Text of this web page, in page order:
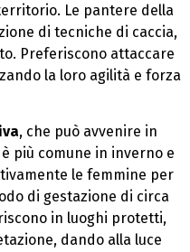
Le pantere della
di tecniche di caccia,
Preferiscono attaccare
la loro agilità e forza
, che può avvenire in
più comune in inverno e
le femmine per
di gestazione di circa
in luoghi protetti,
dando alla luce